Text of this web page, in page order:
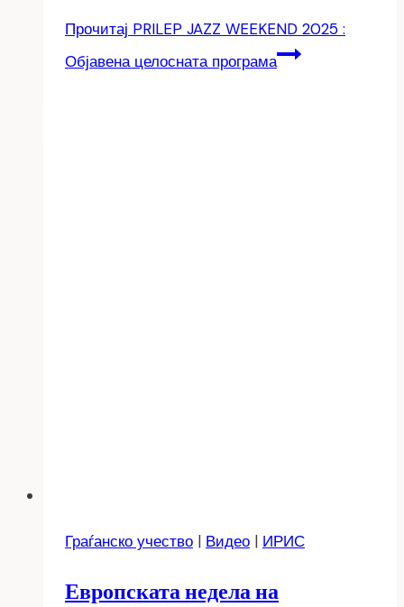
Прочитај PRILEP JAZZ WEEKEND 2025 :
Објавена целосната програма
Граѓанско учество | Видео | ИРИС
Европската недела на